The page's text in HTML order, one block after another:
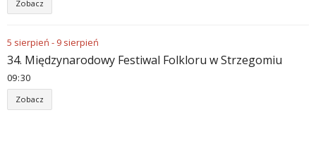
Zobacz
5 sierpień - 9 sierpień
34. Międzynarodowy Festiwal Folkloru w Strzegomiu
09 30
Zobacz